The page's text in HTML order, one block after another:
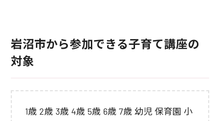
岩沼市から参加できる子育て講座の
対象
1歳 2歳 3歳 4歳 5歳 6歳 7歳 幼児 保育園 小